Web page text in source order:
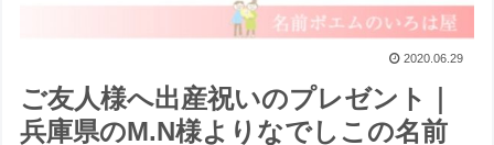
2020.06.29
ご友人様へ出産祝いのプレゼント｜
兵庫県のM.N様よりなでしこの名前